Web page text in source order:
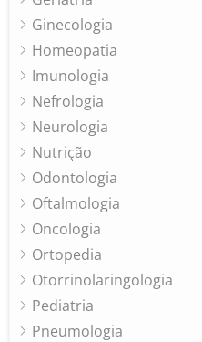
Ginecologia
Homeopatia
Imunologia
Nefrologia
Neurologia
Nutrição
Odontologia
Oftalmologia
Oncologia
Ortopedia
Otorrinolaringologia
Pediatria
Pneumologia